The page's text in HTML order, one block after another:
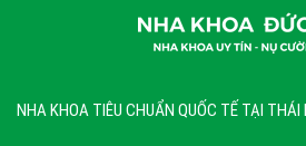
NHA KHOA TIÊU CHUẨN QUỐC TẾ TẠI THÁI